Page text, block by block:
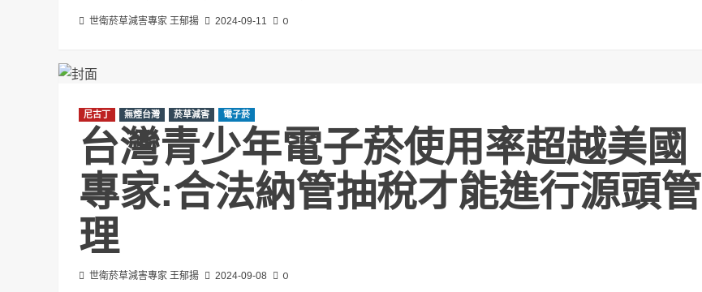
世衛菸草減害專家 王郁揚 2024-09-11 0
尼古丁 無煙台灣 菸草減害 電子菸
台灣青少年電子菸使用率超越美國
專家:合法納管抽稅才能進行源頭管
理
世衛菸草減害專家 王郁揚 2024-09-08 0